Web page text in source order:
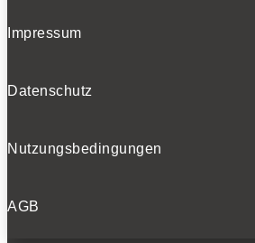
Impressum
Datenschutz
Nutzungsbedingungen
AGB